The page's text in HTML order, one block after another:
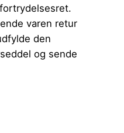
varen retur
den
og sende